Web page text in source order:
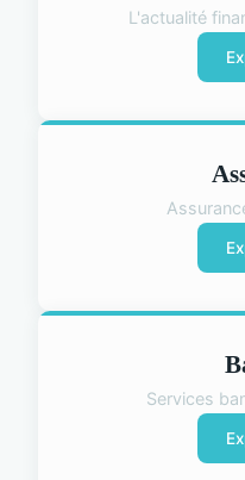
L'actualité
Services